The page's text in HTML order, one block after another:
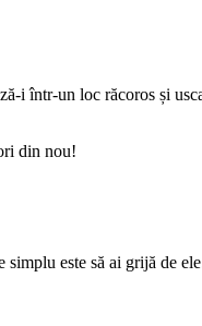
i într-un loc răcoros și
din nou!
este să ai grijă de